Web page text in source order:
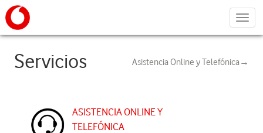
Menú
Servicios Asistencia Online y Telefónica→
ASISTENCIA ONLINE Y
TELEFÓNICA